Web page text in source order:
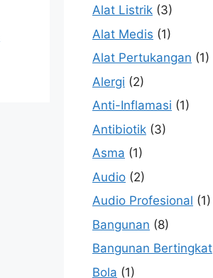
Alat Listrik (3)
Alat Medis (1)
Alat Pertukangan (1)
Alergi (2)
Anti-Inflamasi (1)
Antibiotik (3)
Asma (1)
Audio (2)
Audio Profesional (1)
Bangunan (8)
Bangunan Bertingkat
Bola (1)